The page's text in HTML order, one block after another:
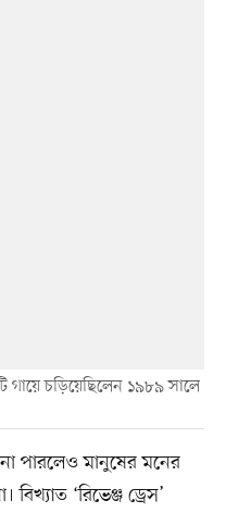
গায়ে চড়িয়েছিলেন ১৯৮৯ সালে
পারলেও মানুষের মনের
বিখ্যাত ‘রিভেঞ্জ ড্রেস’